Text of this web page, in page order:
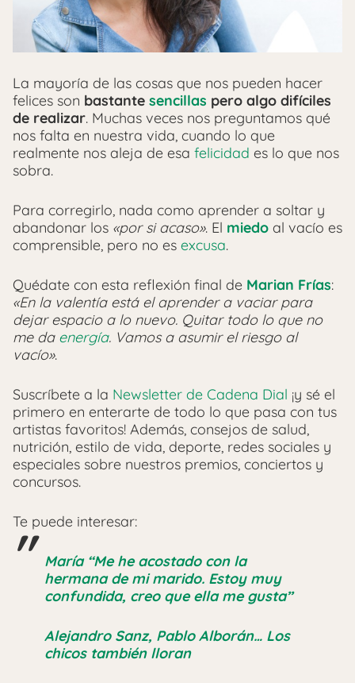
La mayoría de las cosas que nos pueden hacer
felices son bastante sencillas pero algo difíciles
de realizar. Muchas veces nos preguntamos qué
nos falta en nuestra vida, cuando lo que
realmente nos aleja de esa felicidad es lo que nos
sobra.
Para corregirlo, nada como aprender a soltar y
abandonar los «por si acaso». El miedo al vacío es
comprensible, pero no es excusa.
Quédate con esta reflexión final de Marian Frías:
«En la valentía está el aprender a vaciar para
dejar espacio a lo nuevo. Quitar todo lo que no
me da energía. Vamos a asumir el riesgo al
vacío».
Suscríbete a la Newsletter de Cadena Dial ¡y sé el
primero en enterarte de todo lo que pasa con tus
artistas favoritos! Además, consejos de salud,
nutrición, estilo de vida, deporte, redes sociales y
especiales sobre nuestros premios, conciertos y
concursos.
Te puede interesar:
María “Me he acostado con la
hermana de mi marido. Estoy muy
confundida, creo que ella me gusta”
Alejandro Sanz, Pablo Alborán… Los
chicos también lloran